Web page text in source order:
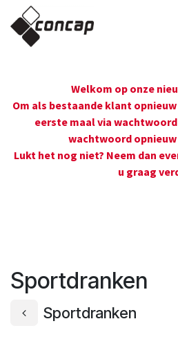
Overslaan naar inhoud
Welkom op onze
Om als bestaande klant
eerste maal via
wachtwoord
Lukt het nog niet? Neem dan
u graag
Sportdranken
Sportdranken